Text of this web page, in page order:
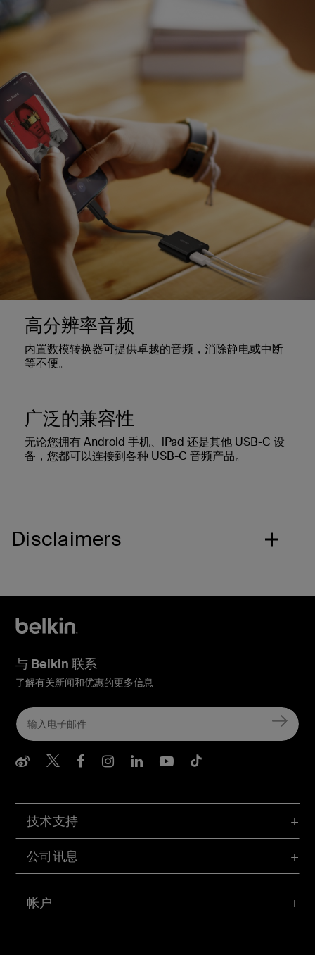
高分辨率音频
内置数模转换器可提供卓越的音频，消除静电或中断
等不便。
广泛的兼容性
无论您拥有 Android 手机、iPad 还是其他 USB-C 设
备，您都可以连接到各种 USB-C 音频产品。
Disclaimers
帐户
技术支持
公司讯息
与 Belkin 联系
了解有关新闻和优惠的更多信息
Belkin Weibo
Belkin Twitter
Belkin Facebook
Belkin Instagram
Belkin LInkedIn
Belkin Youtube
Belkin